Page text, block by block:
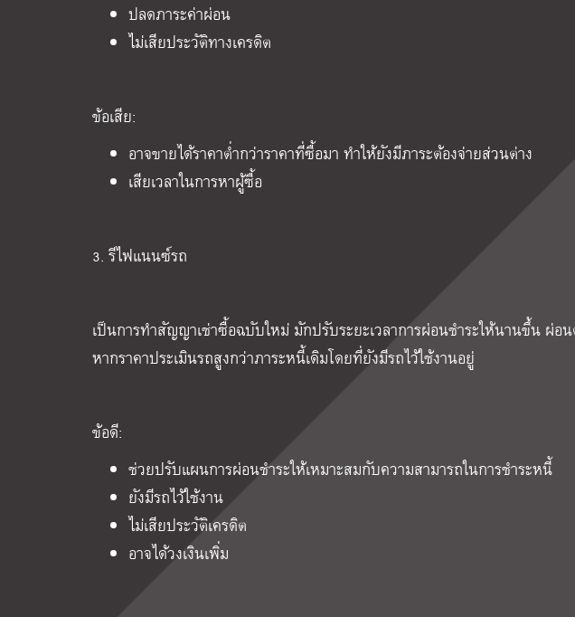
ปลดภาระค่าผ่อน
ไม่เสียประวัติทางเครดิต
ข้อเสีย:
อาจขายได้ราคาต่ำกว่าราคาที่ซื้อมา ทำให้ยังมีภาระต้องจ่ายส่วนต่าง
เสียเวลาในการหาผู้ซื้อ
3. รีไฟแนนซ์รถ
เป็นการทำสัญญาเช่าซื้อฉบับใหม่ มักปรับระยะเวลาการผ่อนชำระให้นานขึ้น ผ่อ
หากราคาประเมินรถสูงกว่าภาระหนี้เดิมโดยที่ยังมีรถไว้ใช้งานอยู่
ข้อดี:
ช่วยปรับแผนการผ่อนชำระให้เหมาะสมกับความสามารถในการชำระหนี้
ยังมีรถไว้ใช้งาน
ไม่เสียประวัติเครดิต
อาจได้วงเงินเพิ่ม